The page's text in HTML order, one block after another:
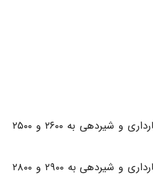
۱۴ تا ۱۸ سال ۳۴۰۰ میلی گرم (در بارداری و شیردهی به ۲۶۰۰ و ۲۵۰۰
بالای ۱۹ سال ۳۴۰۰ میلی گرم (در بارداری و شیردهی به ۲۹۰۰ و ۲۸۰۰